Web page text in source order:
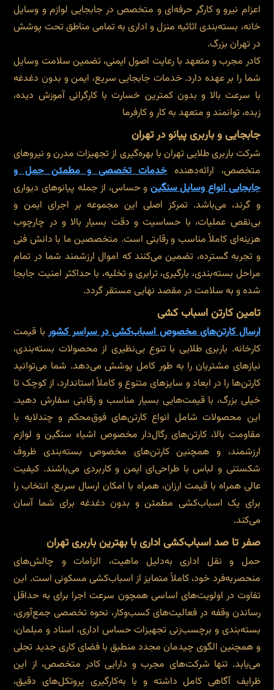
اعزام نیرو و کارگر حرفه‌ای و متخصص در جابجایی لوازم و وسایل
خانه، بسته‌بندی اثاثیه منزل و اداری به تمامی مناطق تحت پوشش
در تهران بزرگ.
کادر مجرب و متعهد با رعایت اصول ایمنی، تضمین سلامت وسایل
شما را بر عهده دارد. خدمات جابجایی سریع، ایمن و بدون دغدغه
با سرعت بالا و بدون کمترین خسارت با کارگرانی آموزش دیده،
زبده، توانمند و متعهد به کار و کارفرما
جابجایی و باربری پیانو در تهران
شرکت باربری طلایی تهران با بهره‌گیری از تجهیزات مدرن و نیروهای
متخصص، ارائه‌دهندهخدمات تخصصی و مطمئن حمل و
جابجایی انواع وسایل سنگین و حساس، از جمله پیانوهای دیواری
و گرند، می‌باشد. تمرکز اصلی این مجموعه بر اجرای ایمن و
بی‌نقص عملیات، با حساسیت و دقت بسیار بالا و در چارچوب
هزینه‌ای کاملاً مناسب و رقابتی است. متخصصین ما با دانش فنی
و تجربه گسترده، تضمین می‌کنند که اموال ارزشمند شما در تمام
مراحل بسته‌بندی، بارگیری، ترابری و تخلیه، با حداکثر امنیت جابجا
شده و به سلامت در مقصد نهایی مستقر گردد.
تامین کارتن اسباب کشی
ارسال کارتن‌های مخصوص اسباب‌کشی در سراسر کشوربا قیمت
کارخانه. باربری طلایی با تنوع بی‌نظیری از محصولات بسته‌بندی،
نیازهای مشتریان را به طور کامل پوشش می‌دهد. شما می‌توانید
کارتن‌ها را در ابعاد و سایزهای متنوع و کاملاً استاندارد، از کوچک تا
خیلی بزرگ، با قیمت‌هایی بسیار مناسب و رقابتی سفارش دهید.
این محصولات شامل انواع کارتن‌های فوق‌محکم و چندلایه با
مقاومت بالا، کارتن‌های رگال‌دار مخصوص اشیاء سنگین و لوازم
ارزشمند، و همچنین کارتن‌های مخصوص بسته‌بندی ظروف
شکستنی و لباس با طراحی‌ای ایمن و کاربردی می‌باشند. کیفیت
عالی همراه با قیمت ارزان، همراه با امکان ارسال سریع، انتخاب را
برای یک اسباب‌کشی مطمئن و بدون دغدغه برای شما آسان
می‌کند.
صفر تا صد اسباب‌کشی اداری با بهترین باربری تهران
حمل و نقل اداری به‌دلیل ماهیت، الزامات و چالش‌های
منحصربه‌فرد خود، کاملاً متمایز از اسباب‌کشی مسکونی است. این
تفاوت در اولویت‌های اساسی همچون سرعت اجرا برای به حداقل
رساندن وقفه در فعالیت‌های کسب‌وکار، نحوه تخصصی جمع‌آوری،
بسته‌بندی و برچسب‌زنی تجهیزات حساس اداری، اسناد و مبلمان،
و همچنین الگوی چیدمان مجدد منطبق با فضای کاری جدید تجلی
می‌یابد. تنها شرکت‌های مجرب و دارایی کادر متخصص، از این
ظرایف آگاهی کامل داشته و با به‌کارگیری پروتکل‌های دقیق،